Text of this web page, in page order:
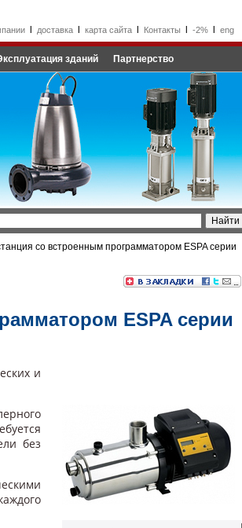
l доставкаl карта сайтаl Контакты -2%l eng
зданий Партнерство
со встроенным программатором ESPA серии
ESPA серии
и
без